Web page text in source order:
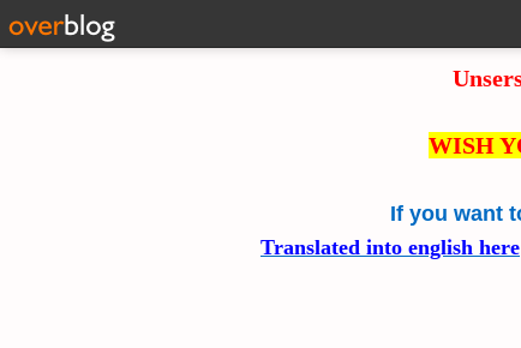
WISH
If you want
Translated into english here